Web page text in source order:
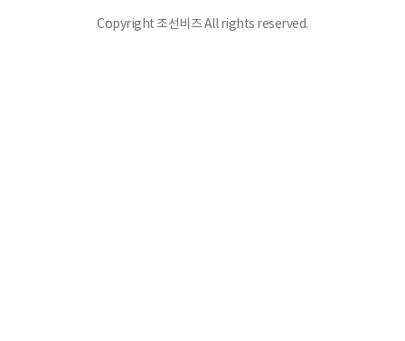
Copyright 조선비즈 All rights reserved.